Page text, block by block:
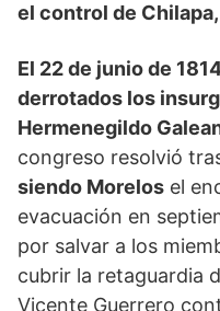
el control de
El 22 de junio de
derrotados los
Hermenegildo
congreso resolvió
siendo Morelos el
evacuación en
por salvar a los
cubrir la retaguardia
Vicente Guerrero